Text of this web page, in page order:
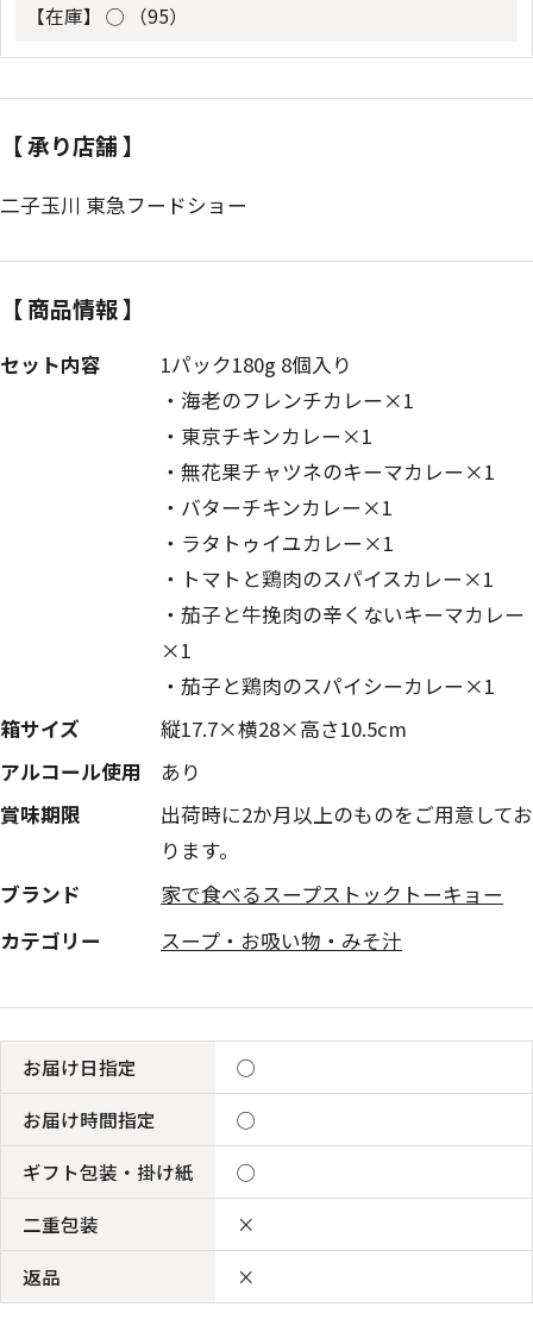
【在庫】 ◯ （95）
【 承り店舗 】
二子玉川 東急フードショー
【 商品情報 】
セット内容
1パック180g 8個入り
・海老のフレンチカレー×1
・東京チキンカレー×1
・無花果チャツネのキーマカレー×1
・バターチキンカレー×1
・ラタトゥイユカレー×1
・トマトと鶏肉のスパイスカレー×1
・茄子と牛挽肉の辛くないキーマカレー
×1
・茄子と鶏肉のスパイシーカレー×1
箱サイズ
縦17.7×横28×高さ10.5cm
アルコール使用
あり
賞味期限
出荷時に2か月以上のものをご用意してお
ります。
ブランド
家で食べるスープストックトーキョー
カテゴリー
スープ・お吸い物・みそ汁
お届け日指定
◯
お届け時間指定
◯
ギフト包装・掛け紙
◯
二重包装
×
返品
×